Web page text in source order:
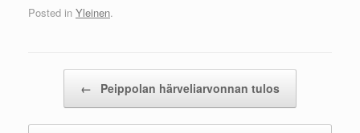
Posted in Yleinen.
← Peippolan härveliarvonnan tulos